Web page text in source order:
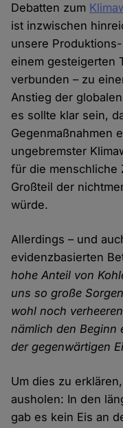
Debatten zum
ist inzwischen
unsere
einem gesteigerten
verbunden – zu
Anstieg der
es sollte klar sein,
Gegenmaßnahmen
ungebremster
für die menschliche
Großteil der
würde.
Allerdings – und
evidenzbasierten
hohe Anteil von
uns so große
wohl noch
nämlich den Beginn
der gegenwärtigen
Um dies zu
ausholen: In den
gab es kein Eis an